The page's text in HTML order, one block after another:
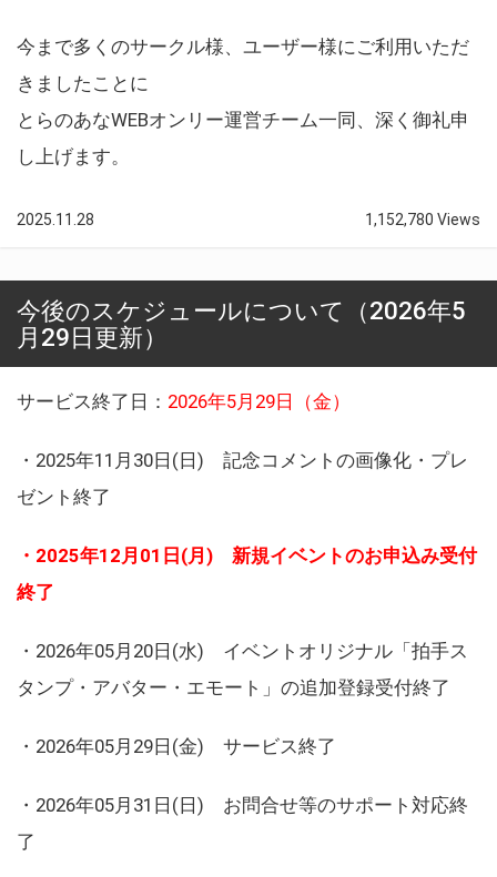
今まで多くのサークル様、ユーザー様にご利用いただ
きましたことに
とらのあなWEBオンリー運営チーム一同、深く御礼申
し上げます。
2025.11.28 1,152,780 Views
今後のスケジュールについて（2026年5
月29日更新）
サービス終了日： 2026年5月29日（金）
・2025年11月30日(日) 記念コメントの画像化・プレ
ゼント終了
・2025年12月01日(月) 新規イベントのお申込み受付
終了
・2026年05月20日(水) イベントオリジナル「拍手ス
タンプ・アバター・エモート」の追加登録受付終了
・2026年05月29日(金) サービス終了
・2026年05月31日(日) お問合せ等のサポート対応終
了